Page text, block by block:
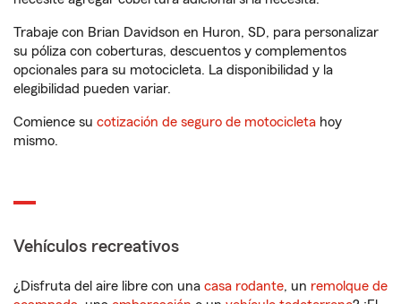
Trabaje con Brian Davidson en Huron, SD, para personalizar
su póliza con coberturas, descuentos y complementos
opcionales para su motocicleta. La disponibilidad y la
elegibilidad pueden variar.
Comience su cotización de seguro de motocicleta hoy
mismo.
Vehículos recreativos
¿Disfruta del aire libre con una casa rodante, un remolque de